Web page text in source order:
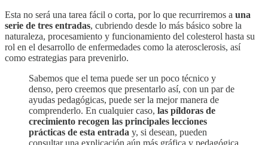
Esta no será una tarea fácil o corta, por lo que recurriremos a una
serie de tres entradas, cubriendo desde lo más básico sobre la
naturaleza, procesamiento y funcionamiento del colesterol hasta su
rol en el desarrollo de enfermedades como la aterosclerosis, así
como estrategias para prevenirlo.
Sabemos que el tema puede ser un poco técnico y
denso, pero creemos que presentarlo así, con un par de
ayudas pedagógicas, puede ser la mejor manera de
comprenderlo. En cualquier caso, las píldoras de
crecimiento recogen las principales lecciones
prácticas de esta entrada y, si desean, pueden
consultar una explicación aún más gráfica y pedagógica